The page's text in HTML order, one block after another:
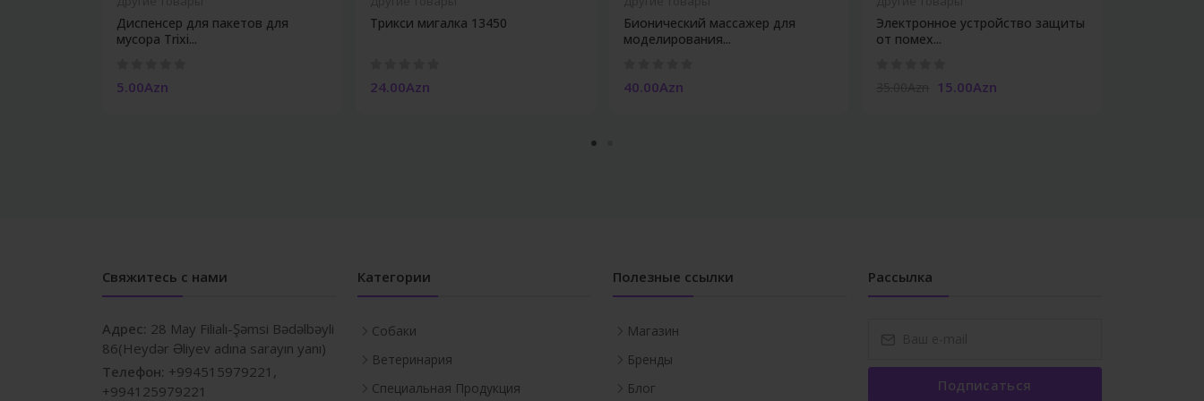
Диспенсер для пакетов для
мусора Trixi...
5.00Azn
Трикси мигалка 13450
24.00Azn
Бионический массажер для
моделирования...
40.00Azn
Электронное устройство защиты
от помех...
15.00Azn
Свяжитесь с нами
Адрес: 28 May Filialı-Şəmsi Bədəlbəyli
86(Heydər Əliyev adına sarayın yanı)
Телефон: +994515979221,
+994125979221
Категории
Собаки
Ветеринария
Специальная Продукция
Полезные ссылки
Магазин
Бренды
Блог
Рассылка
Подписаться